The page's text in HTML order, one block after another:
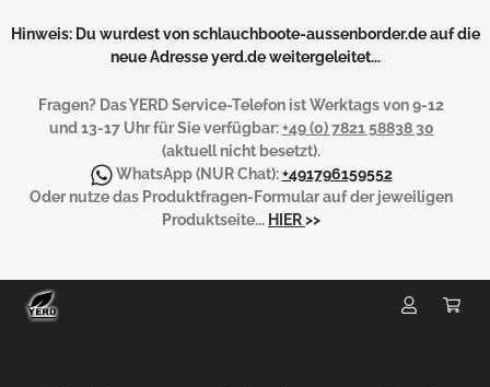
Hinweis: Du wurdest von schlauchboote-aussenborder.de auf die
neue Adresse yerd.de weitergeleitet...
Fragen? Das YERD Service-Telefon ist Werktags von 9-12
und 13-17 Uhr für Sie verfügbar:+49 (0) 7821 58838 30
(aktuell nicht besetzt).
WhatsApp(NUR Chat):+491796159552
Oder nutze das Produktfragen-Formular auf der jeweiligen
Produktseite... HIER>>